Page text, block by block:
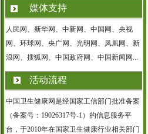
媒体支持
人民网、新华网、中新网、中国网、央视
网、环球网、央广网、光明网、凤凰网、新
浪网、搜狐网、中国政府网、中国新闻网...
活动流程
中国卫生健康网是经国家工信部门批准备案
（备案号：19026317号-1）的信息服务平
台，于2010年在国家卫生健康行业相关部门